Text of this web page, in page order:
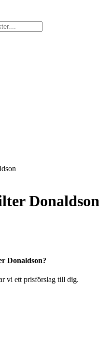
Donaldson
Donaldson?
vi ett prisförslag till dig.